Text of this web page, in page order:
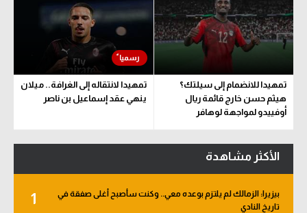
تمهيدا للانضمام إلى سيلتك؟
هيثم حسن خارج قائمة ريال
أوفييدو لمواجهة لوهافر
تمهيدا لانتقاله إلى الغرافة.. ميلان
ينهي عقد إسماعيل بن ناصر
الأكثر مشاهدة
1
بيزيرا: الزمالك لم يلتزم بوعده معي.. وكنت سأصبح أغلى صفقة في
تاريخ النادي